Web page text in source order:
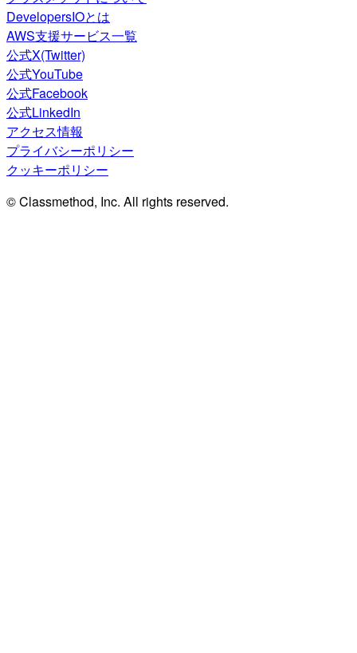
DevelopersIOとは
AWS支援サービス一覧
公式X(Twitter)
公式YouTube
公式Facebook
公式LinkedIn
アクセス情報
プライバシーポリシー
クッキーポリシー
© Classmethod, Inc. All rights reserved.